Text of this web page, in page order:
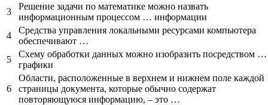
3
Решение задачи по математике можно назвать
информационным процессом … информации
4
Средства управления локальными ресурсами компьютера
обеспечивают …
5
Схему обработки данных можно изобразить посредством …
графики
6
Области, расположенные в верхнем и нижнем поле каждой
страницы документа, которые обычно содержат
повторяющуюся информацию, – это …